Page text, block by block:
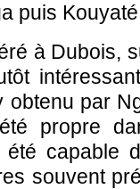
puis
à Dubois,
par
propre
capable
souvent